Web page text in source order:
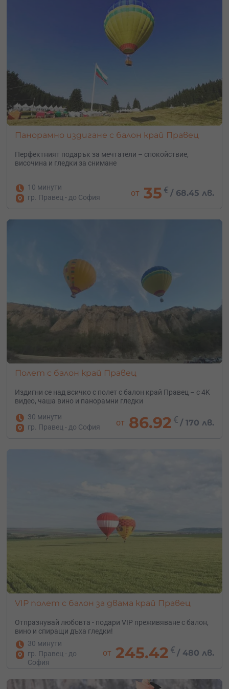
Полетите обикновено се провеждат рано сутрин.
Дневното слънце затопля почвата и атмосферата, като
по този начин се създават въздушни потоци. Сутрин
ветровете са най-меки и постоянни. Точният час на
издигането с балон зависи от сезона и подлежи на
предварителна уговорка с пасажерите. Примерни
часове на лятото е между 6:30 и 7:30 часа, зимата
между 8:00 и 9:00 часа.
Кой е най-добрия сезон за летене с балон?
Всеки месец е различен и придава различен вид на
пейзажа. Зимните полети над планините са
красиви панорамни гледки, а пролетта на
пробуждащата се природа.
Имам морска болест, мога ли да летя с балон?
движения. Полетът протича плавно и релаксиращо. По
Опасно ли е летенето с балон?
Абсолютно безопасно. Екипировката е многократно
проверена, пилотите са сертифицирани и винаги
избираме безопасни метеорологични условия за
нашите полети. Необходимо е да се спазват правила и
научите от нашите пилоти. Ако летенето със самолет е
най-безопасния вид пътуване, то летенето с балон е
най-безопасния вид летене.
Има ли възрастови ограничения?
По-скоро имаме препоръки за ръст – децата под 7
години могат да не изпитат удоволствие от полета, ако
пада с около 6 градуса на всеки километър височина.
Ние летим точно на толкова, така че температурата ще
е почти като на земята. Любопитното е, че при зимните
полети всъщност въобще не е студено. Горелката на
ние се движим с него! Препоръчваме ви все пак да си
носите зимна връхна дреха и удобни ниски обувки, с
изключение на сватбени.
Колко души най-много могат да летят с балон?
Екипажа се състои от 1 пилот на борда и наземен екип,
който също може да се състои от 1 човек. Кошовете в
България са предимно за 4 и 6 пасажера + пилот. На
запад има и за по 16, но в България мисля че 16 е
мисля че по-скоро ограниченията се обуславят от
Панорамно издигане с балон край Правец
Перфектният подарък за мечтатели – спокойствие,
височина и гледки за снимане
10 минути
гр. Правец - до София
от 35 € /68.45 лв.
Полет с балон край Правец
Издигни се над всичко с полет с балон край Правец – с 4K
видео, чаша вино и панорамни гледки
30 минути
гр. Правец - до София
от 86.92 € / 170 лв.
VIP полет с балон за двама край Правец
Отпразнувай любовта - подари VIP преживяване с балон,
вино и спиращи дъха гледки!
30 минути
гр. Правец - до
София
от 245.42 € /480 лв.